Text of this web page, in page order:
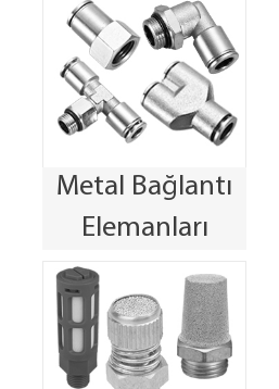
Metal Bağlantı
Elemanları